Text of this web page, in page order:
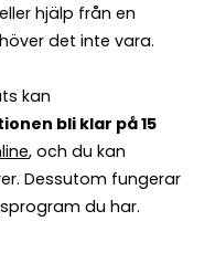
hjälp från en
det inte vara.
kan
bli klar på 15
, och du kan
Dessutom fungerar
du har.